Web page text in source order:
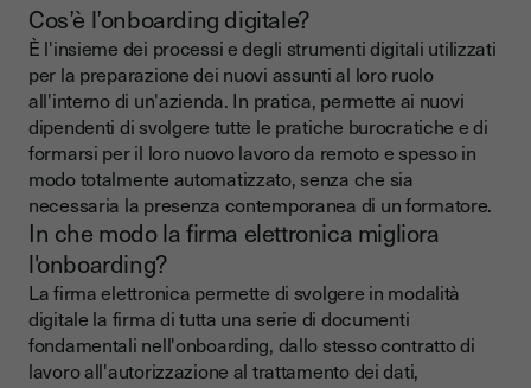
Cos’è l’onboarding digitale?
È l'insieme dei processi e degli strumenti digitali utilizzati
per la preparazione dei nuovi assunti al loro ruolo
all'interno di un'azienda. In pratica, permette ai nuovi
dipendenti di svolgere tutte le pratiche burocratiche e di
formarsi per il loro nuovo lavoro da remoto e spesso in
modo totalmente automatizzato, senza che sia
necessaria la presenza contemporanea di un formatore.
In che modo la firma elettronica migliora
l'onboarding?
La firma elettronica permette di svolgere in modalità
digitale la firma di tutta una serie di documenti
fondamentali nell'onboarding, dallo stesso contratto di
lavoro all'autorizzazione al trattamento dei dati,